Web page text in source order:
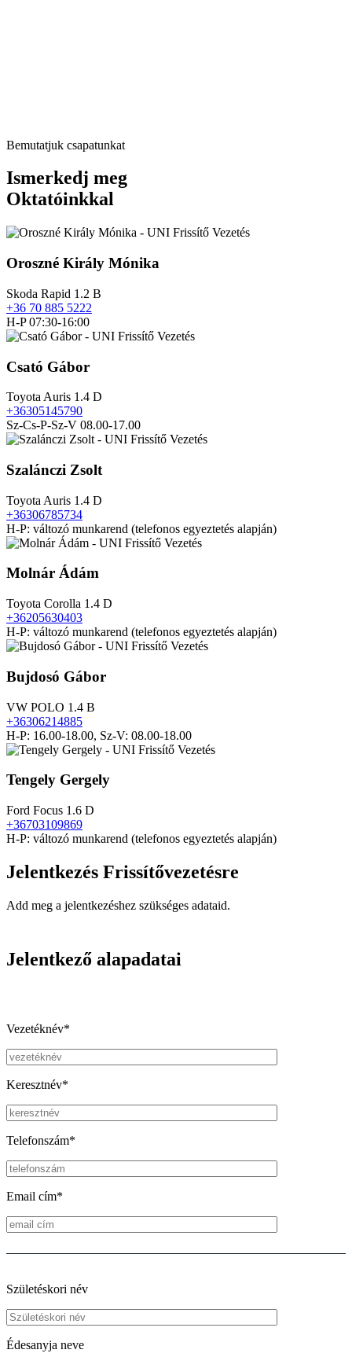
Bemutatjuk csapatunkat
Ismerkedj meg
Oktatóinkkal
Oroszné Király Mónika
Skoda Rapid 1.2 B
+36 70 885 5222
H-P 07:30-16:00
Csató Gábor
Toyota Auris 1.4 D
+36305145790
Sz-Cs-P-Sz-V 08.00-17.00
Szalánczi Zsolt
Toyota Auris 1.4 D
+36306785734
H-P: változó munkarend (telefonos egyeztetés alapján)
Molnár Ádám
Toyota Corolla 1.4 D
+36205630403
H-P: változó munkarend (telefonos egyeztetés alapján)
Bujdosó Gábor
VW POLO 1.4 B
+36306214885
H-P: 16.00-18.00, Sz-V: 08.00-18.00
Tengely Gergely
Ford Focus 1.6 D
+36703109869
H-P: változó munkarend (telefonos egyeztetés alapján)
Jelentkezés Frissítővezetésre
Add meg a jelentkezéshez szükséges adataid.
Jelentkező alapadatai
Vezetéknév*
Keresztnév*
Telefonszám*
Email cím*
Születéskori név
Édesanyja neve